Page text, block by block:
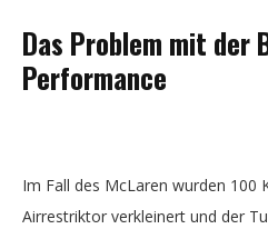
Das Problem mit der
Performance
Im Fall des McLaren wurden 100
Airrestriktor verkleinert und der